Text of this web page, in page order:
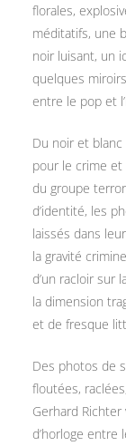
florales,
méditatifs, une
noir luisant, un
quelques
entre le pop et
Du noir et
pour le crime
du groupe
d’identité, les
laissés dans
la gravité
d’un racloir sur
la dimension
et de fresque
Des photos de
floutées,
Gerhard
d’horloge entre